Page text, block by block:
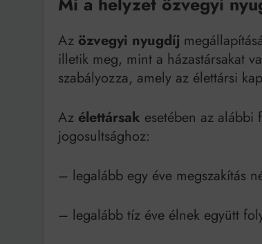
Az özvegyi nyugdíj
illetik meg, mint a házastársakat
szabályozza, amely az élettársi
Az élettársak esetében az alábbi
jogosultsághoz:
– legalább egy éve megszakítás
– legalább tíz éve élnek együtt